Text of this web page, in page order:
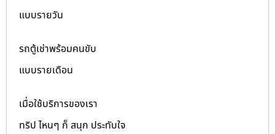
แบบรายวัน
รถตู้เช่าพร้อมคนขับ
แบบรายเดือน
เมื่อใช้บริการของเรา
ทริป ไหนๆ ก็ สนุก ประทับใจ